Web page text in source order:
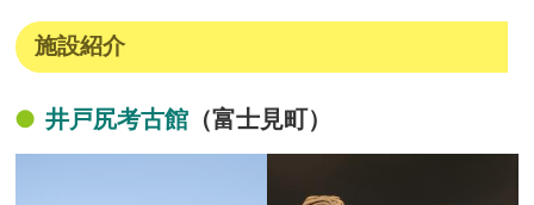
施設紹介
井戸尻考古館 （富士見町）